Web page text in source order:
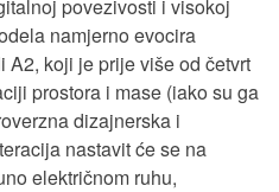
povezivosti i visokoj
namjerno evocira
koji je prije više od četvrt
prostora i mase (iako su ga
dizajnerska i
nastavit će se na
električnom ruhu,